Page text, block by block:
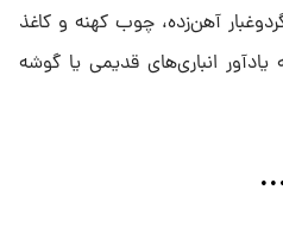
آهن‌زده، چوب کهنه و کاغذ
انباری‌های قدیمی یا گوشه